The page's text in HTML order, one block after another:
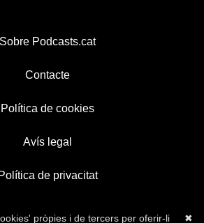
Sobre Podcasts.cat
Contacte
Política de cookies
Avís legal
Política de privacitat
✖
pròpies i de tercers per oferir-li